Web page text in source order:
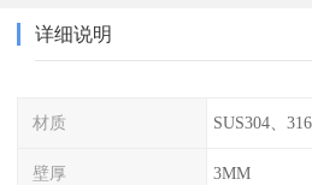
详细说明
材质 SUS304、
壁厚 3MM